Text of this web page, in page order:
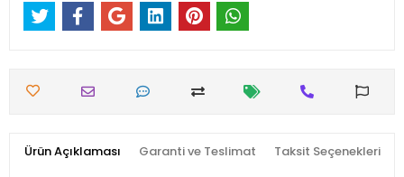
Ürün Açıklaması Garanti ve Teslimat Taksit Seçenekleri